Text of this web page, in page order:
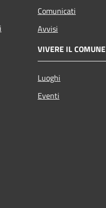
Comunicati
Avvisi
VIVERE IL COMUNE
Luoghi
Eventi